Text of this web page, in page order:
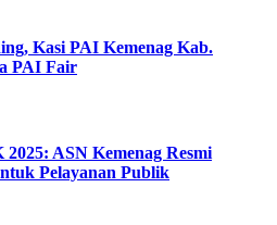
Kasi PAI Kemenag Kab.
PAI Fair
ASN Kemenag Resmi
Pelayanan Publik